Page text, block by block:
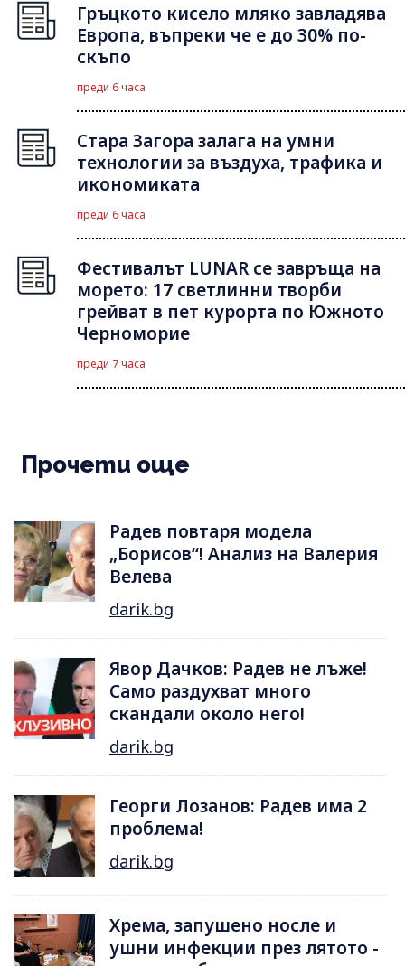
Гръцкото кисело мляко завладява
Европа, въпреки че е до 30% по-
скъпо
преди 6 часа
Стара Загора залага на умни
технологии за въздуха, трафика и
икономиката
преди 6 часа
Фестивалът LUNAR се завръща на
морето: 17 светлинни творби
грейват в пет курорта по Южното
Черноморие
преди 7 часа
Прочети още
Радев повтаря модела
„Борисов“! Анализ на Валерия
Велева
darik.bg
Явор Дачков: Радев не лъже!
Само раздухват много
скандали около него!
darik.bg
Георги Лозанов: Радев има 2
проблема!
darik.bg
Хрема, запушено носле и
ушни инфекции през лятотo -